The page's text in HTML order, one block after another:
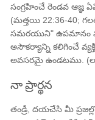
సంగ్రహించే రెండవ
(మత్తయి 22:36-40;
సమరయుని" ఉపమానం
అసౌకర్యాన్ని కలిగించే
అవసరమై ఉండటము.
నా ప్రార్థన
తండ్రీ, దయచేసి మీ